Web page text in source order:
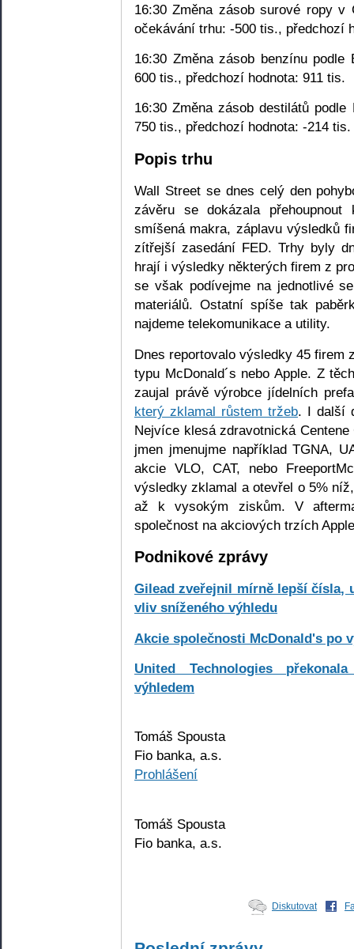
16:30 Změna zásob surové ropy v
očekávání trhu: -500 tis., předchozí
16:30 Změna zásob benzínu
600 tis., předchozí hodnota: 911 tis.
16:30 Změna zásob destilátů
750 tis., předchozí hodnota: -214 tis.
Popis trhu
Wall Street se dnes celý den
závěru se dokázala
smíšená makra, záplavu výsledků
zítřejší zasedání FED. Trhy byly
hrají i výsledky některých firem z
se však podívejme na jednotlivé
materiálů. Ostatní spíše tak
najdeme telekomunikace a utility.
Dnes reportovalo výsledky 45 firem
typu McDonald´s nebo Apple. Z
zaujal právě výrobce jídelních
který zklamal růstem tržeb. I další
Nejvíce klesá zdravotnická
jmen jmenujme například TGNA,
akcie VLO, CAT, nebo
výsledky zklamal a otevřel o 5%
až k vysokým ziskům. V
společnost na akciových trzích
Podnikové zprávy
Gilead zveřejnil mírně lepší čísla,
vliv sníženého výhledu
Akcie společnosti McDonald's po
United Technologies
výhledem
Tomáš Spousta
Fio banka, a.s.
Prohlášení
Tomáš Spousta
Fio banka, a.s.
Diskutovat